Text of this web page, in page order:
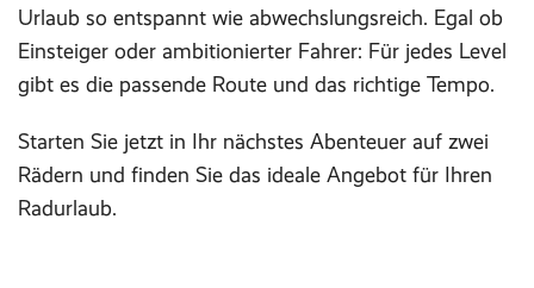
Urlaub so entspannt wie abwechslungsreich. Egal ob
Einsteiger oder ambitionierter Fahrer: Für jedes Level
gibt es die passende Route und das richtige Tempo.
Starten Sie jetzt in Ihr nächstes Abenteuer auf zwei
Rädern und finden Sie das ideale Angebot für Ihren
Radurlaub.